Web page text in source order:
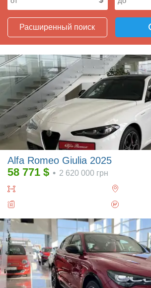
Расширенный поиск
Alfa Romeo Giulia 2025
58 771 $ • 2 620 000 грн